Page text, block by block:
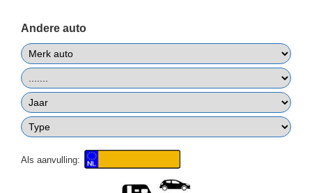
Andere auto
Als aanvulling: